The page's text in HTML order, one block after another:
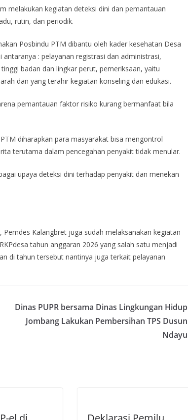
melakukan kegiatan deteksi dini dan pemantauan
rutin, dan periodik.
Posbindu PTM dibantu oleh kader kesehatan Desa
: pelayanan registrasi dan administrasi,
badan dan lingkar perut, pemeriksaan, yaitu
dan yang terahir kegiatan konseling dan edukasi.
pemantauan faktor risiko kurang bermanfaat bila
diharapkan para masyarakat bisa mengontrol
terutama dalam pencegahan penyakit tidak menular.
upaya deteksi dini terhadap penyakit dan menekan
Kalangbret juga sudah melaksanakan kegiatan
tahun anggaran 2026 yang salah satu menjadi
di tahun tersebut nantinya juga terkait pelayanan
Dinas PUPR bersama Dinas Lingkungan Hidup
Jombang Lakukan Pembersihan TPS Dusun
Ndayu